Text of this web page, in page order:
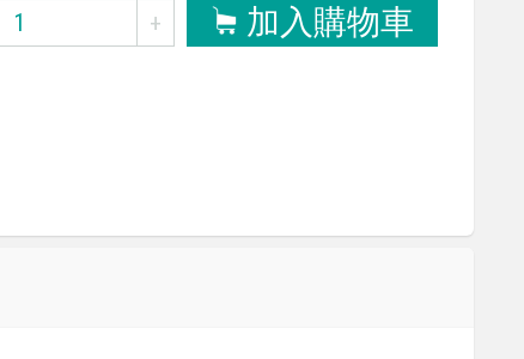
+ 加入購物車